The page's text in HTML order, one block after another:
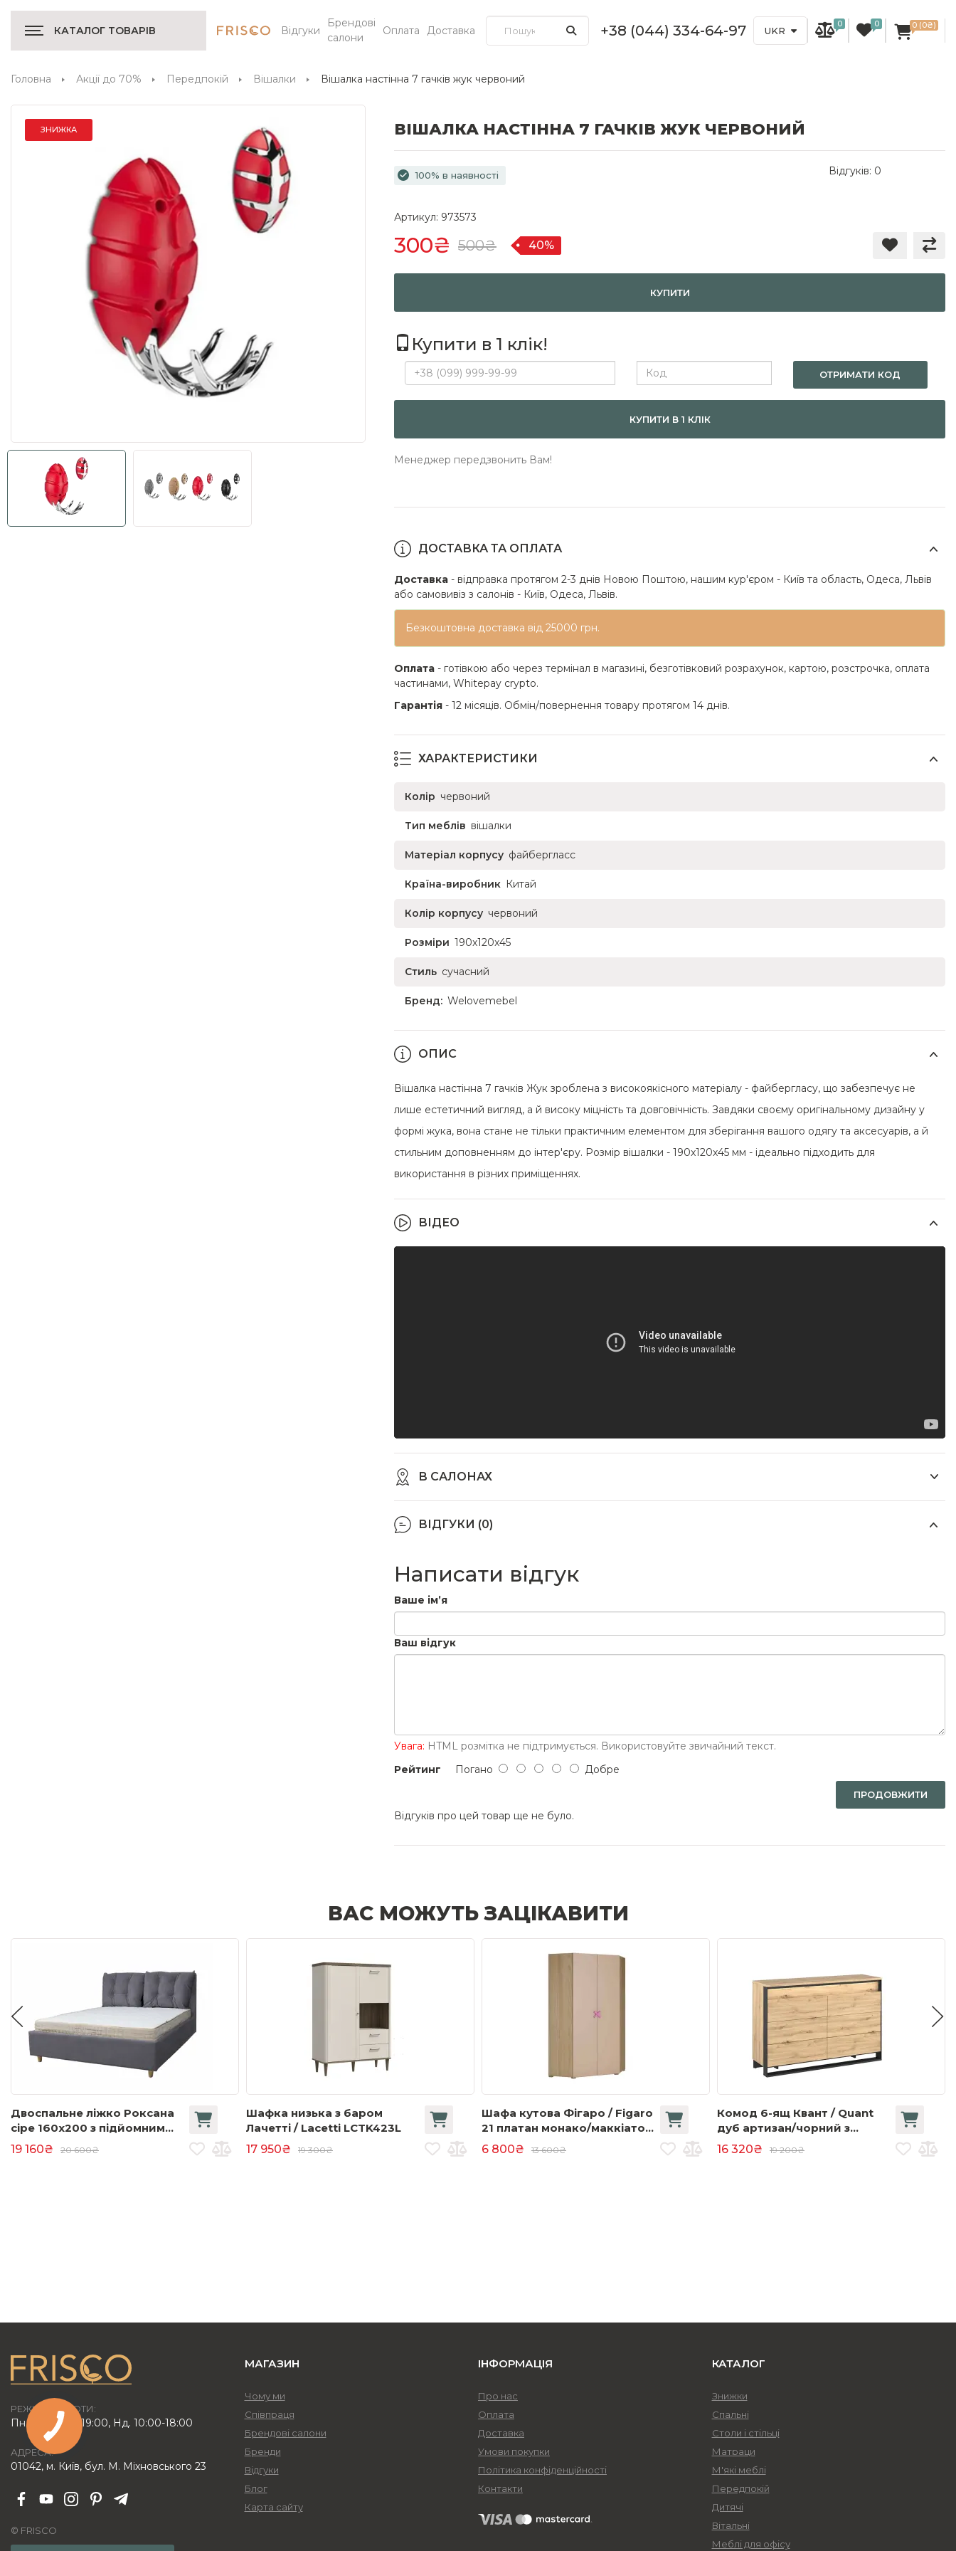
КАТАЛОГ ТОВАРІВ Відгуки
Брендові
салони
Оплата Доставка +38 (044) 334-64-97 UKR
0 0 0 (0₴)
Головна Акції до 70% Передпокій Вішалки Вішалка настінна 7 гачків жук червоний
ЗНИЖКА ВІШАЛКА НАСТІННА 7 ГАЧКІВ ЖУК ЧЕРВОНИЙ
100% в наявності Відгуків: 0
Артикул: 973573
300₴ 500₴ 40%
КУПИТИ
Купити в 1 клік!
ОТРИМАТИ КОД
КУПИТИ В 1 КЛІК
Менеджер передзвонить Вам!
ДОСТАВКА ТА ОПЛАТА
Доставка - відправка протягом 2-3 днів Новою Поштою, нашим кур'єром - Київ та область, Одеса, Львів
або самовивіз з салонів - Київ, Одеса, Львів.
Безкоштовна доставка від 25000 грн.
Оплата - готівкою або через термінал в магазині, безготівковий розрахунок, картою, розстрочка, оплата
частинами, Whitepay crypto.
Гарантія - 12 місяців. Обмін/повернення товару протягом 14 днів.
ХАРАКТЕРИСТИКИ
Колір червоний
Тип меблів вішалки
Матеріал корпусу файбергласс
Країна-виробник Китай
Колір корпусу червоний
Розміри 190x120x45
Стиль сучасний
Бренд: Welovemebel
ОПИС
Вішалка настінна 7 гачків Жук зроблена з високоякісного матеріалу - файбергласу, що забезпечує не
лише естетичний вигляд, а й високу міцність та довговічність. Завдяки своєму оригінальному дизайну у
формі жука, вона стане не тільки практичним елементом для зберігання вашого одягу та аксесуарів, а й
стильним доповненням до інтер'єру. Розмір вішалки - 190x120x45 мм - ідеально підходить для
використання в різних приміщеннях.
ВІДЕО
В САЛОНАХ
ВІДГУКИ (0)
Написати відгук
Ваше ім’я
Ваш відгук
Увага: HTML розмітка не підтримується. Використовуйте звичайний текст.
Рейтинг Погано Добре
ПРОДОВЖИТИ
Відгуків про цей товар ще не було.
ВАС МОЖУТЬ ЗАЦІКАВИТИ
Двоспальне ліжко Роксана
сіре 160x200 з підйомним
механізмом (тк. Laura 34)
19 160₴ 20 600₴
Шафка низька з баром
Лачетті / Lacetti LCTK423L
17 950₴
19 300₴
Шафа кутова Фігаро / Figaro
21 платан монако/маккіато
латте
6 800₴ 13 600₴
Комод 6-ящ Квант / Quant
дуб артизан/чорний з
підсвіткою QS-04
16 320₴ 19 200₴
РЕЖИМ РОБОТИ:
Пн.-Пт. 10:00-19:00, Нд. 10:00-18:00
АДРЕСА:
01042, м. Київ, бул. М. Міхновського 23
© FRISCO
МАГАЗИН
Чому ми
Співпраця
Брендові салони
Бренди
Відгуки
Блог
Карта сайту
ІНФОРМАЦІЯ
Про нас
Оплата
Доставка
Умови покупки
Політика конфіденційності
Контакти
КАТАЛОГ
Знижки
Спальні
Столи і стільці
Матраци
М'які меблі
Передпокій
Дитячі
Вітальні
Меблі для офісу